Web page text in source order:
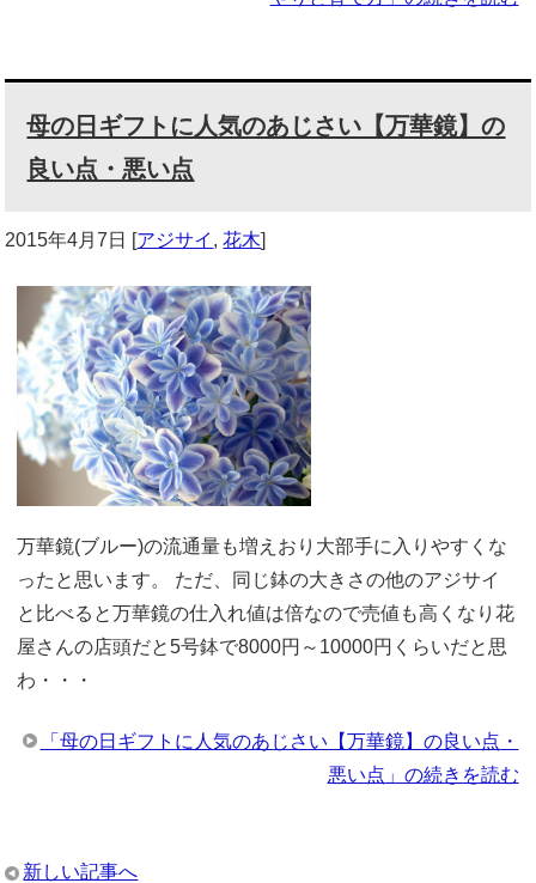
母の日ギフトに人気のあじさい【万華鏡】の
良い点・悪い点
2015年4月7日 [アジサイ ,花木]
万華鏡(ブルー)の流通量も増えおり大部手に入りやすくな
ったと思います。 ただ、同じ鉢の大きさの他のアジサイ
と比べると万華鏡の仕入れ値は倍なので売値も高くなり花
屋さんの店頭だと5号鉢で8000円～10000円くらいだと思
わ・・・
「母の日ギフトに人気のあじさい【万華鏡】の良い点・
悪い点」の続きを読む
新しい記事へ